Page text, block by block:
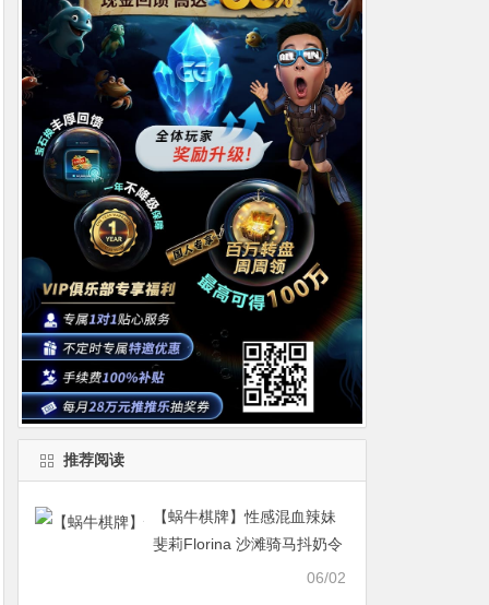
推荐阅读
【蜗牛棋牌】性感混血辣妹
斐莉Florina 沙滩骑马抖奶令
06/02